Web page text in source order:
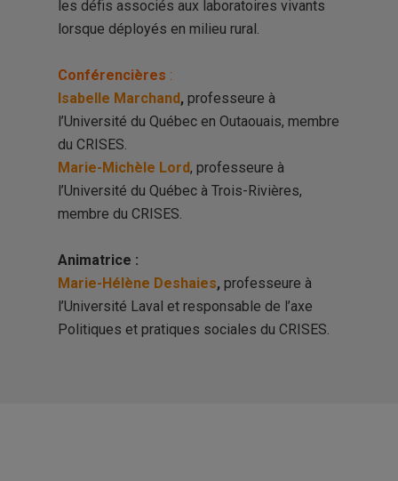
les défis associés aux laboratoires vivants
lorsque déployés en milieu rural.
Conférencières :
Isabelle Marchand, professeure à
l’Université du Québec en Outaouais, membre
du CRISES.
Marie-Michèle Lord, professeure à
l’Université du Québec à Trois-Rivières,
membre du CRISES.
Animatrice :
Marie-Hélène Deshaies, professeure à
l’Université Laval et responsable de l’axe
Politiques et pratiques sociales du CRISES.